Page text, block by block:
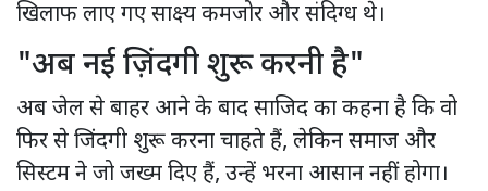
खिलाफ लाए गए साक्ष्य कमजोर और संदिग्ध थे।
"अब नई ज़िंदगी शुरू करनी है"
अब जेल से बाहर आने के बाद साजिद का कहना है कि वो
फिर से जिंदगी शुरू करना चाहते हैं, लेकिन समाज और
सिस्टम ने जो जख्म दिए हैं, उन्हें भरना आसान नहीं होगा।